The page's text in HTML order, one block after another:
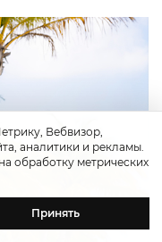
Вебвизор,
аналитики и рекламы.
обработку метрических
Принять